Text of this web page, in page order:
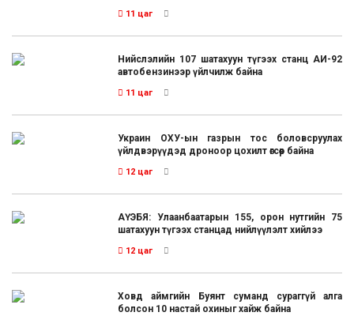
11 цаг
Нийслэлийн 107 шатахуун түгээх станц АИ-92
автобензинээр үйлчилж байна
11 цаг
Украин ОХУ-ын газрын тос боловсруулах
үйлдвэрүүдэд дроноор цохилт өгсөөр байна
12 цаг
АҮЭБЯ: Улаанбаатарын 155, орон нутгийн 75
шатахуун түгээх станцад нийлүүлэлт хийлээ
12 цаг
Ховд аймгийн Буянт суманд сураггүй алга
болсон 10 настай охиныг хайж байна